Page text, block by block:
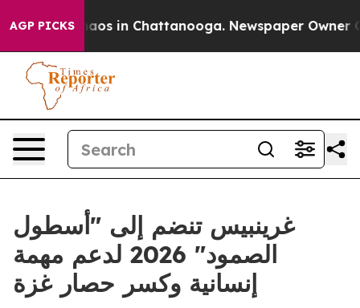
AGP PICKSChaos in Chattanooga. Newspaper Owner
غرينبيس تنضم إلى "أسطول
الصمود" 2026 لدعم مهمة
إنسانية وكسر حصار غزة